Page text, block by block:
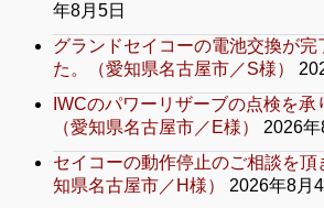
年8月5日
グランドセイコーの電池交換が完
た。（愛知県名古屋市／S様）
IWCのパワーリザーブの点検を承
（愛知県名古屋市／E様）
2026年
セイコーの動作停止のご相談を頂
知県名古屋市／H様）
2026年8月4